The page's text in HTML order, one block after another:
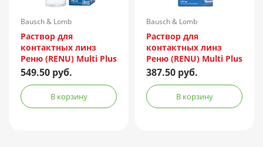
Bausch & Lomb
Incorporated/Италия
Раствор для
контактных линз
Реню (RENU) Multi Plus
240мл + контейнер
549.50 руб.
В корзину
Bausch & Lomb
Incorporated/Италия
Раствор для
контактных линз
Реню (RENU) Multi Plus
120мл + контейнер
387.50 руб.
В корзину